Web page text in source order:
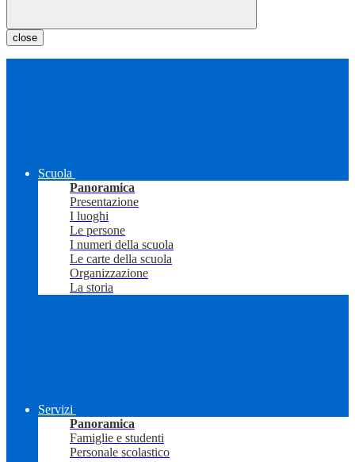
close
Scuola
Panoramica
Presentazione
I luoghi
Le persone
I numeri della scuola
Le carte della scuola
Organizzazione
La storia
Servizi
Panoramica
Famiglie e studenti
Personale scolastico